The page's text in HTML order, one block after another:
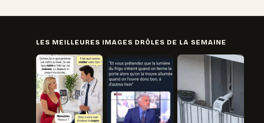
LES MEILLEURES IMAGES DRÔLES DE LA SEMAINE